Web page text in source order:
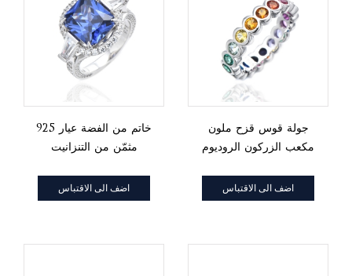
خاتم من الفضة عيار 925
مثمّن من التنزانيت
اضف الى الاقتباس
جولة قوس قزح ملون
مكعب الزركون الروديوم
اضف الى الاقتباس